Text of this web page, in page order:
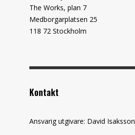
The Works, plan 7
Medborgarplatsen 25
118 72 Stockholm
Kontakt
Ansvarig utgivare: David Isaksson